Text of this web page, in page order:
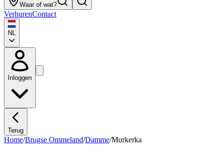
Waar of wat?
VerhurenContact
NL
Inloggen
Terug
Home/Brugse Ommeland/Damme/Murkerka